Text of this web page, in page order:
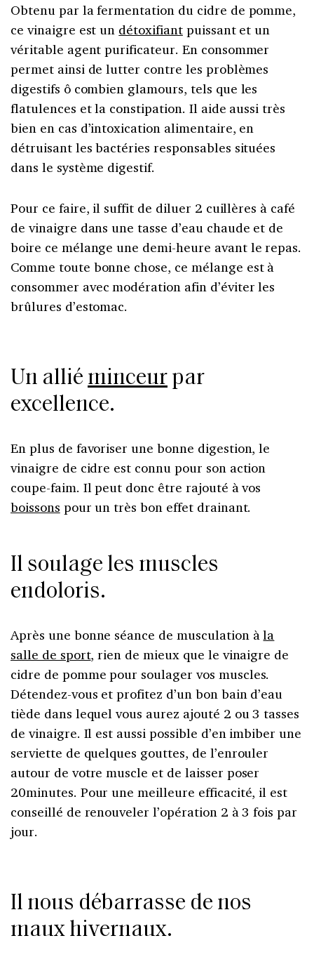
Obtenu par la fermentation du cidre de pomme,
ce vinaigre est un détoxifiantpuissant et un
véritable agent purificateur. En consommer
permet ainsi de lutter contre les problèmes
digestifs ô combien glamours, tels que les
flatulences et la constipation. Il aide aussi très
bien en cas d’intoxication alimentaire, en
détruisant les bactéries responsables situées
dans le système digestif.
Pour ce faire, il suffit de diluer 2 cuillères à café
de vinaigre dans une tasse d’eau chaude et de
boire ce mélange une demi-heure avant le repas.
Comme toute bonne chose, ce mélange est à
consommer avec modération afin d’éviter les
brûlures d’estomac.
Un allié minceur par
excellence.
En plus de favoriser une bonne digestion, le
vinaigre de cidre est connu pour son action
coupe-faim. Il peut donc être rajouté à vos
boissons pour un très bon effet drainant.
Il soulage les muscles
endoloris.
Après une bonne séance de musculation àla
salle de sport, rien de mieux que le vinaigre de
cidre de pomme pour soulager vos muscles.
Détendez-vous et profitez d’un bon bain d’eau
tiède dans lequel vous aurez ajouté 2 ou 3 tasses
de vinaigre. Il est aussi possible d’en imbiber une
serviette de quelques gouttes, de l’enrouler
autour de votre muscle et de laisser poser
20minutes. Pour une meilleure efficacité, il est
conseillé de renouveler l’opération 2 à 3 fois par
jour.
Il nous débarrasse de nos
maux hivernaux.